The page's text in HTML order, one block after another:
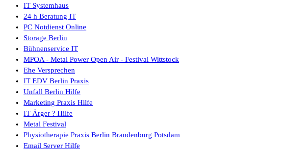
IT Systemhaus
24 h Beratung IT
PC Notdienst Online
Storage Berlin
Bühnenservice IT
MPOA - Metal Power Open Air - Festival Wittstock
Ehe Versprechen
IT EDV Berlin Praxis
Unfall Berlin Hilfe
Marketing Praxis Hilfe
IT Ärger ? Hilfe
Metal Festival
Physiotherapie Praxis Berlin Brandenburg Potsdam
Email Server Hilfe